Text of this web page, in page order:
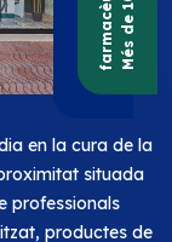
en la cura de la
situada
professionals
productes de